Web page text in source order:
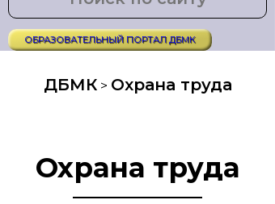
ОБРАЗОВАТЕЛЬНЫЙ ПОРТАЛ ДБМК
ДБМК> Охрана труда
Охрана труда